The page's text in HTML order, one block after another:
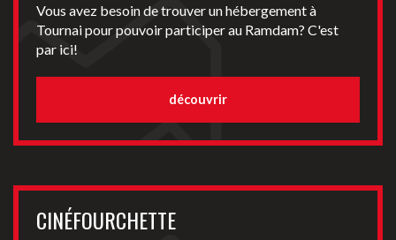
Vous avez besoin de trouver un hébergement à
Tournai pour pouvoir participer au Ramdam? C'est
par ici!
découvrir
CINÉFOURCHETTE